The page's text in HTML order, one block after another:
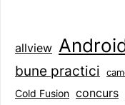
allview
bune practici
Cold Fusion concurs